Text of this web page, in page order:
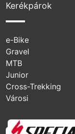
Kerékpárok
e-Bike
Gravel
MTB
Junior
Cross-Trekking
Városi